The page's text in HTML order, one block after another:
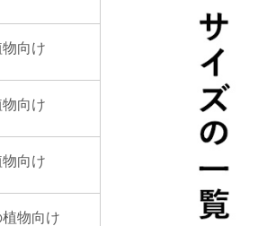
向け
向け
向け
物向け